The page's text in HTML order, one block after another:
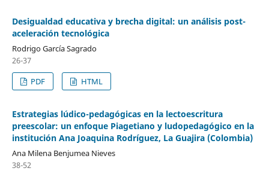
Desigualdad educativa y brecha digital: un análisis post-
aceleración tecnológica
Rodrigo García Sagrado
26-37
PDF
HTML
Estrategias lúdico-pedagógicas en la lectoescritura
preescolar: un enfoque Piagetiano y ludopedagógico en la
institución Ana Joaquina Rodríguez, La Guajira (Colombia)
Ana Milena Benjumea Nieves
38-52